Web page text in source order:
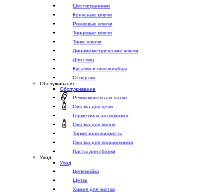
Шестигранники
Конусные ключи
Рожковые ключи
Торцевые ключи
Торкс ключи
Динамометрические ключи
Для спиц
Кусачки и плоскогубцы
Отвёртки
Обслуживание
Обслуживание
Ремкомплекты и латки
Смазка для цепи
Герметик и антипрокол
Смазка для вилок
Тормозная жидкость
Смазка для подшипников
Пасты для сборки
Уход
Уход
Цепемойка
Щётки
Химия для чистки